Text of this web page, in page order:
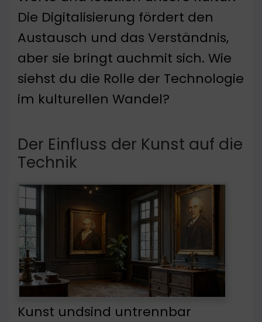
Die Digitalisierung fördert den
Austausch und das Verständnis,
aber sie bringt auchmit sich. Wie
siehst du die Rolle der Technologie
im kulturellen Wandel?
Der Einfluss der Kunst auf die
Technik
Kunst undsind untrennbar